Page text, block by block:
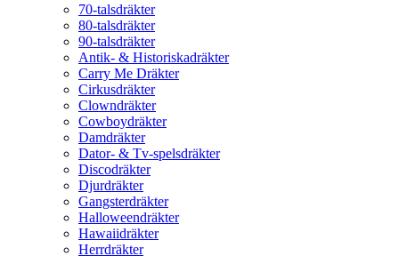
70-talsdräkter
80-talsdräkter
90-talsdräkter
Antik- & Historiskadräkter
Carry Me Dräkter
Cirkusdräkter
Clowndräkter
Cowboydräkter
Damdräkter
Dator- & Tv-spelsdräkter
Discodräkter
Djurdräkter
Gangsterdräkter
Halloweendräkter
Hawaiidräkter
Herrdräkter